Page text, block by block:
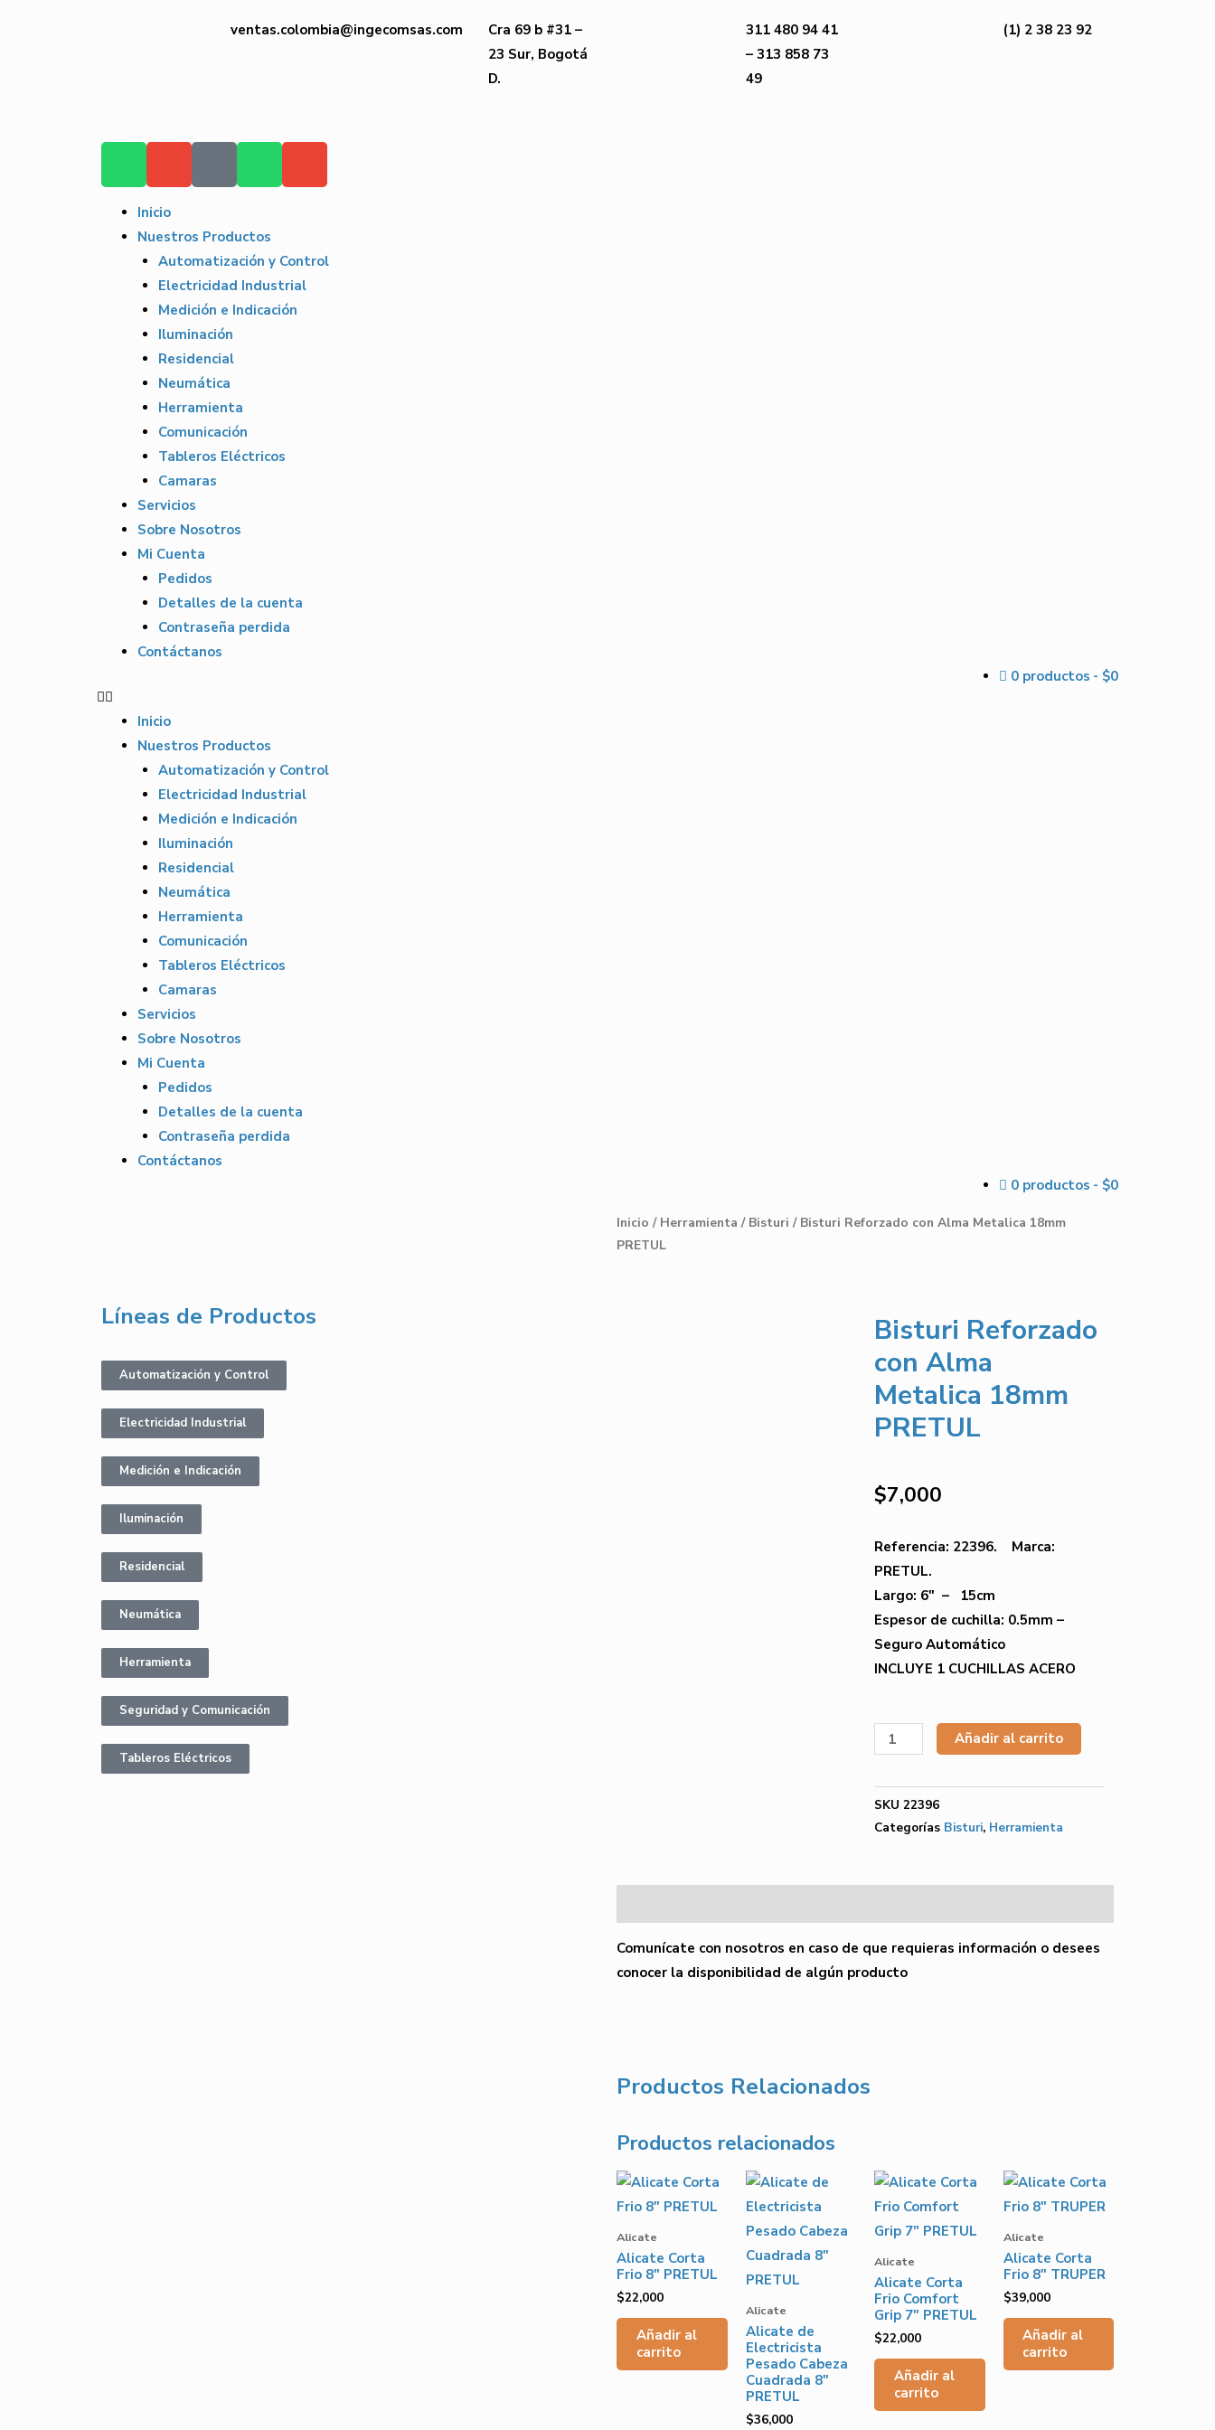
ventas.colombia@ingecomsas.com
Cra 69 b #31 –
23 Sur, Bogotá
D.
311 480 94 41
– 313 858 73
49
(1) 2 38 23 92
Inicio
Nuestros Productos
Automatización y Control
Electricidad Industrial
Medición e Indicación
Iluminación
Residencial
Neumática
Herramienta
Comunicación
Tableros Eléctricos
Camaras
Servicios
Sobre Nosotros
Mi Cuenta
Pedidos
Detalles de la cuenta
Contraseña perdida
Contáctanos
0 productos
$0
Inicio
Nuestros Productos
Automatización y Control
Electricidad Industrial
Medición e Indicación
Iluminación
Residencial
Neumática
Herramienta
Comunicación
Tableros Eléctricos
Camaras
Servicios
Sobre Nosotros
Mi Cuenta
Pedidos
Detalles de la cuenta
Contraseña perdida
Contáctanos
0 productos
$0
Inicio / Herramienta / Bisturi / Bisturi Reforzado con Alma Metalica 18mm
PRETUL
Líneas de Productos
Automatización y Control
Electricidad Industrial
Medición e Indicación
Iluminación
Residencial
Neumática
Herramienta
Seguridad y Comunicación
Tableros Eléctricos
Bisturi Reforzado
con Alma
Metalica 18mm
PRETUL
$7,000
Referencia: 22396. Marca:
PRETUL.
Largo: 6″ – 15cm
Espesor de cuchilla: 0.5mm –
Seguro Automático
INCLUYE 1 CUCHILLAS ACERO
Añadir al carrito
SKU 22396
Categorías Bisturi, Herramienta
Comunícate con nosotros en caso de que requieras información o desees
conocer la disponibilidad de algún producto
Productos Relacionados
Productos relacionados
Alicate
Alicate Corta
Frio 8″ PRETUL
$22,000
Añadir al
carrito
Alicate
Alicate de
Electricista
Pesado Cabeza
Cuadrada 8″
PRETUL
$36,000
Alicate
Alicate Corta
Frio Comfort
Grip 7″ PRETUL
$22,000
Añadir al
carrito
Alicate
Alicate Corta
Frio 8″ TRUPER
$39,000
Añadir al
carrito